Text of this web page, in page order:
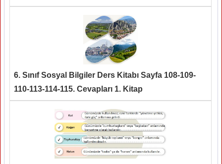
6. Sınıf Sosyal Bilgiler Ders Kitabı Sayfa 108-109-
110-113-114-115. Cevapları 1. Kitap